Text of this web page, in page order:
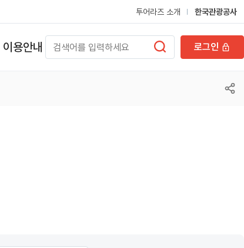
투어라즈 소개 한국관광공사
이용안내 로그인